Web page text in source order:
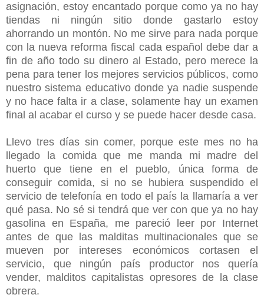
asignación, estoy encantado porque como ya no hay
tiendas ni ningún sitio donde gastarlo estoy
ahorrando un montón. No me sirve para nada porque
con la nueva reforma fiscal cada español debe dar a
fin de año todo su dinero al Estado, pero merece la
pena para tener los mejores servicios públicos, como
nuestro sistema educativo donde ya nadie suspende
y no hace falta ir a clase, solamente hay un examen
final al acabar el curso y se puede hacer desde casa.
Llevo tres días sin comer, porque este mes no ha
llegado la comida que me manda mi madre del
huerto que tiene en el pueblo, única forma de
conseguir comida, si no se hubiera suspendido el
servicio de telefonía en todo el país la llamaría a ver
qué pasa. No sé si tendrá que ver con que ya no hay
gasolina en España, me pareció leer por Internet
antes de que las malditas multinacionales que se
mueven por intereses económicos cortasen el
servicio, que ningún país productor nos quería
vender, malditos capitalistas opresores de la clase
obrera.